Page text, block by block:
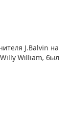
J.Balvin на
William, был